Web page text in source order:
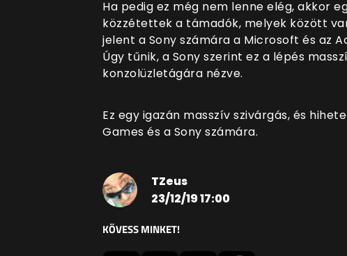
Ha pedig ez még nem lenne elég, akkor
közzétettek a támadók, melyek között
jelent a Sony számára a Microsoft és az
Úgy tűnik, a Sony szerint ez a lépés
konzolüzletágára nézve.
Ez egy igazán masszív szivárgás, és
Games és a Sony számára.
TZeus
23/12/19 17:00
KÖVESS MINKET!